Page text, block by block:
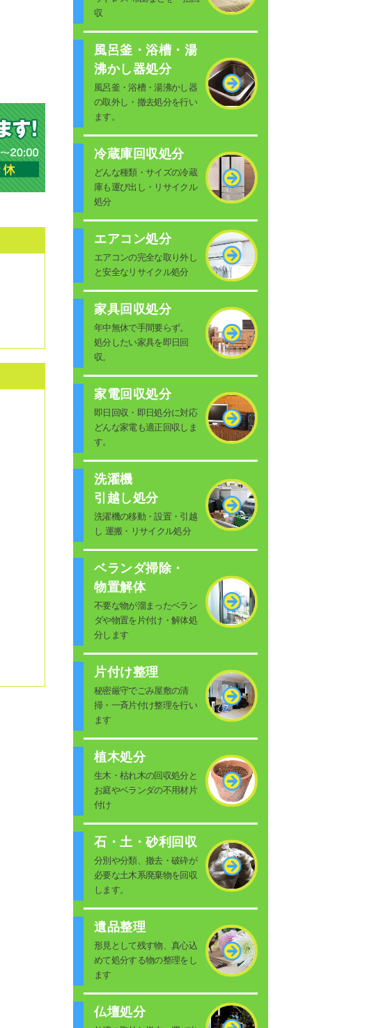
収
風呂釜・浴槽・湯
沸かし器処分
風呂釜・浴槽・湯沸かし器
の取外し・撤去処分を行い
ます。
冷蔵庫回収処分
どんな種類・サイズの冷蔵
庫も運び出し・リサイクル
処分
エアコン処分
エアコンの完全な取り外し
と安全なリサイクル処分
家具回収処分
年中無休で手間要らず。
処分したい家具を即日回
収。
家電回収処分
即日回収・即日処分に対応
どんな家電も適正回収しま
す。
洗濯機
引越し処分
洗濯機の移動・設置・引越
し 運搬・リサイクル処分
ベランダ掃除・
物置解体
不要な物が溜まったベラン
ダや物置を片付け・解体処
分します
片付け整理
秘密厳守でごみ屋敷の清
掃・一斉片付け整理を行い
ます
植木処分
生木・枯れ木の回収処分と
お庭やベランダの不用材片
付け
石・土・砂利回収
分別や分類、撤去・破砕が
必要な土木系廃棄物を回収
します。
遺品整理
形見として残す物、真心込
めて処分する物の整理をし
ます
仏壇処分